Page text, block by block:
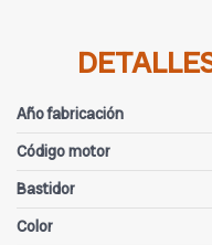
Año fabricación
Código motor
Bastidor
Color